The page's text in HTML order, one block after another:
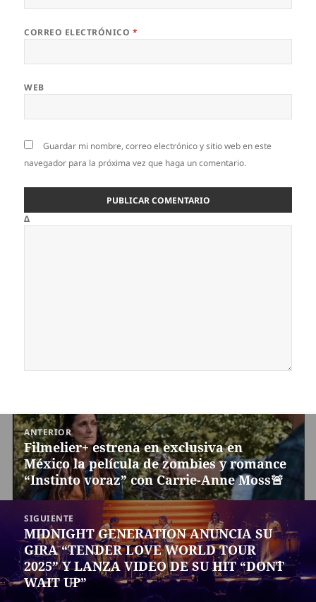
CORREO ELECTRÓNICO *
WEB
Guardar mi nombre, correo electrónico y sitio web en este
navegador para la próxima vez que haga un comentario.
Δ
Navegación
entradas
ANTERIOR
Entrada
anterior:
Filmelier+ estrena en exclusiva en
México la película de zombies y romance
“Instinto voraz” con Carrie-Anne Moss🚨
SIGUIENTE
Siguiente
entrada:
MIDNIGHT GENERATION ANUNCIA SU
GIRA “TENDER LOVE WORLD TOUR
2025” Y LANZA VIDEO DE SU HIT “DON´T
WAIT UP”